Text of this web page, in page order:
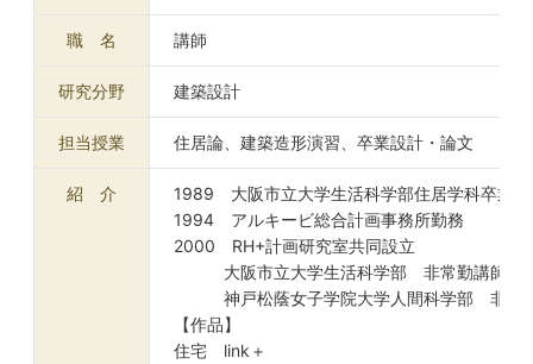
職 名 講師
研究分野 建築設計
担当授業 住居論、建築造形演習、卒業設計・論文
紹 介
1989 大阪市立大学生活科学部住居学科卒業
1994 アルキービ総合計画事務所勤務
2000 RH+計画研究室共同設立
大阪市立大学生活科学部 非常勤講師
神戸松蔭女子学院大学人間科学部 非常
【作品】
住宅 link＋